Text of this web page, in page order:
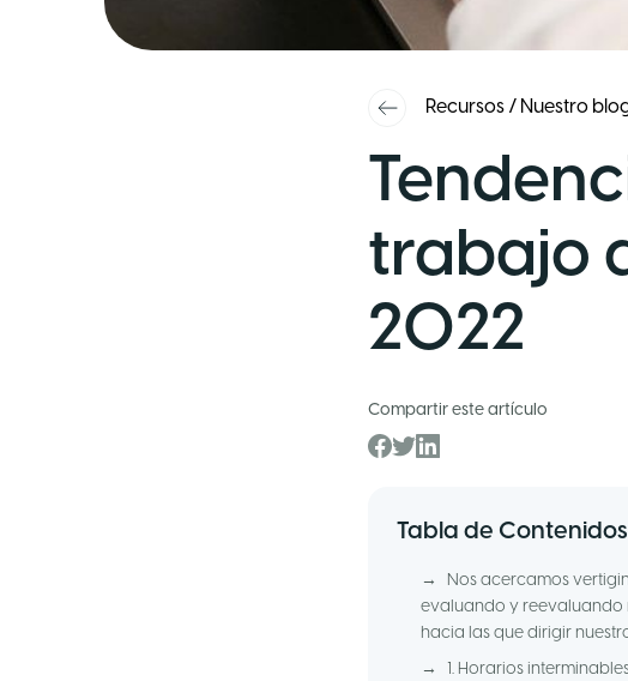
Recursos / Nuestro
trabajo
2022
Compartir este artículo
Tabla de Contenidos
→
Nos acercamos
evaluando y reevaluando
hacia las que dirigir
→
1. Horarios